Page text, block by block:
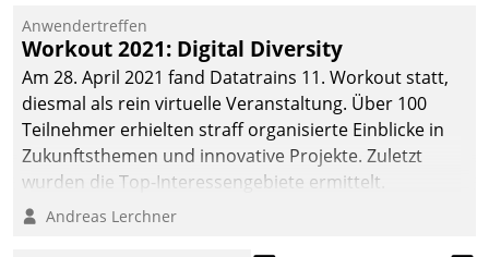
Cloud-Strategien und -
Lösungen mit hohem
Zukunftspotenzial.
Anwendertreffen
Workout 2021: Digital Diversity
Am 28. April 2021 fand Datatrains 11. Workout statt,
diesmal als rein virtuelle Veranstaltung. Über 100
Teilnehmer erhielten straff organisierte Einblicke in
Zukunftsthemen und innovative Projekte. Zuletzt
wurden die Top-Interessengebiete ermittelt.
Andreas Lerchner